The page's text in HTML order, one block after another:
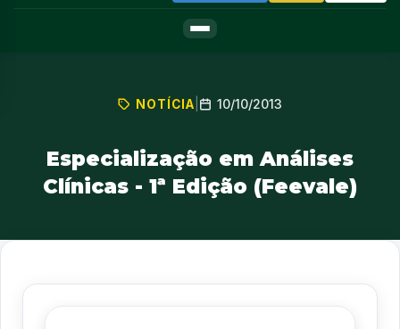
NOTÍCIA 10/10/2013
Especialização em Análises
Clínicas - 1ª Edição (Feevale)